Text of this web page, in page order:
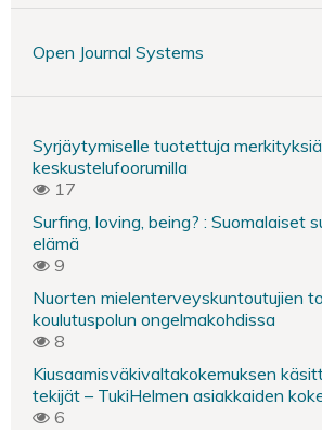
Open Journal Systems
Syrjäytymiselle tuotettuja
keskustelufoorumilla
17
Surfing, loving, being? : Suomalaiset
elämä
9
Nuorten mielenterveyskuntoutujien
koulutuspolun ongelmakohdissa
8
Kiusaamisväkivaltakokemuksen
tekijät – TukiHelmen asiakkaiden
6